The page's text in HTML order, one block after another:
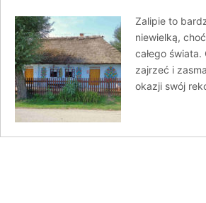
Zalipie to
niewielką,
całego
zajrzeć i
okazji swój